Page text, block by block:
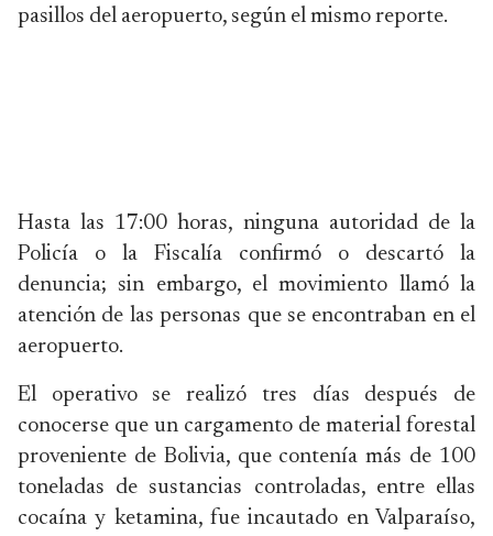
pasillos del aeropuerto, según el mismo reporte.
Hasta las 17:00 horas, ninguna autoridad de la
Policía o la Fiscalía confirmó o descartó la
denuncia; sin embargo, el movimiento llamó la
atención de las personas que se encontraban en el
aeropuerto.
El operativo se realizó tres días después de
conocerse que un cargamento de material forestal
proveniente de Bolivia, que contenía más de 100
toneladas de sustancias controladas, entre ellas
cocaína y ketamina, fue incautado en Valparaíso,